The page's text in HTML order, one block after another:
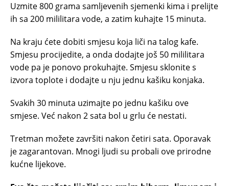
Uzmite 800 grama samljevenih sjemenki kima i prelijte
ih sa 200 mililitara vode, a zatim kuhajte 15 minuta.
Na kraju ćete dobiti smjesu koja liči na talog kafe.
Smjesu procijedite, a onda dodajte još 50 mililitara
vode pa je ponovo prokuhajte. Smjesu sklonite s
izvora toplote i dodajte u nju jednu kašiku konjaka.
Svakih 30 minuta uzimajte po jednu kašiku ove
smjese. Već nakon 2 sata bol u grlu će nestati.
Tretman možete završiti nakon četiri sata. Oporavak
je zagarantovan. Mnogi ljudi su probali ove prirodne
kućne lijekove.